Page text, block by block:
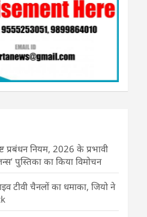
प्रबंधन नियम, 2026 के प्रभावी
पुस्तिका का किया विमोचन
टीवी चैनलों का धमाका, जियो ने